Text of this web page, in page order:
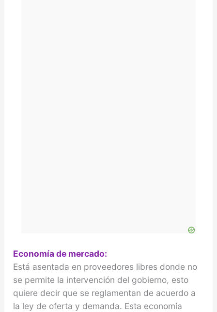
Economía de mercado:
Está asentada en proveedores libres donde no
se permite la intervención del gobierno, esto
quiere decir que se reglamentan de acuerdo a
la ley de oferta y demanda. Esta economía